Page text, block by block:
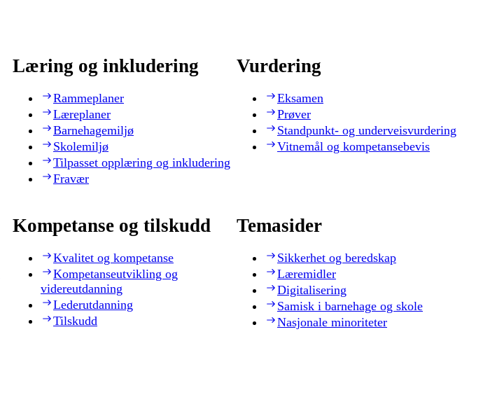
Læring og inkludering
Rammeplaner
Læreplaner
Barnehagemiljø
Skolemiljø
Tilpasset opplæring og inkludering
Fravær
Vurdering
Eksamen
Prøver
Standpunkt- og underveisvurdering
Vitnemål og kompetansebevis
Kompetanse og tilskudd
Kvalitet og kompetanse
Kompetanseutvikling og
videreutdanning
Lederutdanning
Tilskudd
Temasider
Sikkerhet og beredskap
Læremidler
Digitalisering
Samisk i barnehage og skole
Nasjonale minoriteter